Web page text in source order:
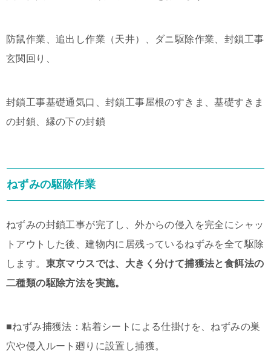
防鼠作業、追出し作業（天井）、ダニ駆除作業、封鎖工事
玄関回り、
封鎖工事基礎通気口、封鎖工事屋根のすきま、基礎すきま
の封鎖、縁の下の封鎖
ねずみの駆除作業
ねずみの封鎖工事が完了し、外からの侵入を完全にシャッ
トアウトした後、建物内に居残っているねずみを全て駆除
します。 東京マウスでは、大きく分けて捕獲法と食餌法の
二種類の駆除方法を実施。
■ねずみ捕獲法：粘着シートによる仕掛けを、ねずみの巣
穴や侵入ルート廻りに設置し捕獲。